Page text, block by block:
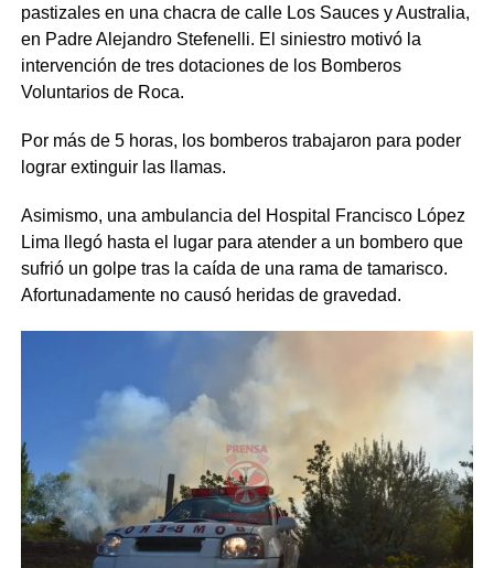
pastizales en una chacra de calle Los Sauces y Australia,
en Padre Alejandro Stefenelli. El siniestro motivó la
intervención de tres dotaciones de los Bomberos
Voluntarios de Roca.
Por más de 5 horas, los bomberos trabajaron para poder
lograr extinguir las llamas.
Asimismo, una ambulancia del Hospital Francisco López
Lima llegó hasta el lugar para atender a un bombero que
sufrió un golpe tras la caída de una rama de tamarisco.
Afortunadamente no causó heridas de gravedad.